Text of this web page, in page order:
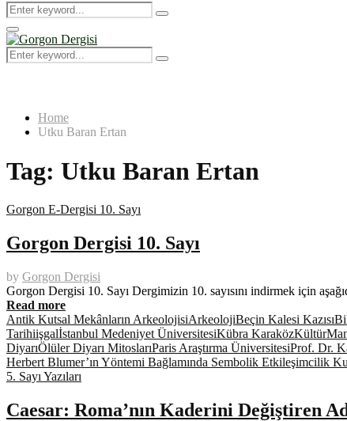
Search
for:
Search
Primary
Menu
Search
for:
Search
Home
Utku Baran Ertan
Tag: Utku Baran Ertan
Gorgon E-Dergisi 10. Sayı
Gorgon Dergisi 10. Sayı
by Gorgon Dergisi
Gorgon Dergisi 10. Sayı Dergimizin 10. sayısını indirmek için
Read more
Antik Kutsal Mekânların ArkeolojisiArkeolojiBeçin Kalesi Kazısı
Tarihiişgalİstanbul Medeniyet ÜniversitesiKübra KaraközKültür
DiyarıÖlüler Diyarı MitoslarıParis Araştırma ÜniversitesiProf. Dr.
Herbert Blumer’ın Yöntemi Bağlamında Sembolik Etkileşimcilik
5. Sayı Yazıları
Caesar: Roma’nın Kaderini Değiştiren